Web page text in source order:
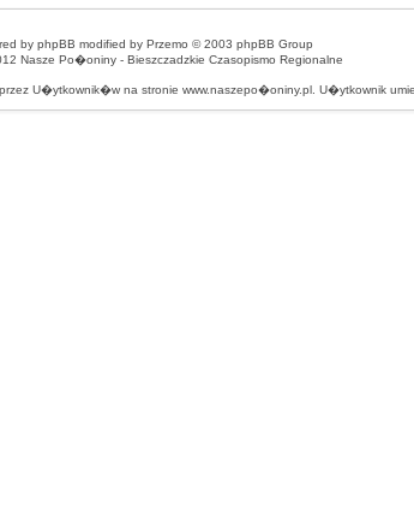
by phpBB modified by Przemo © 2003 phpBB Group
Nasze Po�oniny - Bieszczadzkie Czasopismo Regionalne
U�ytkownik�w na stronie www.naszepo�oniny.pl. U�ytkownik